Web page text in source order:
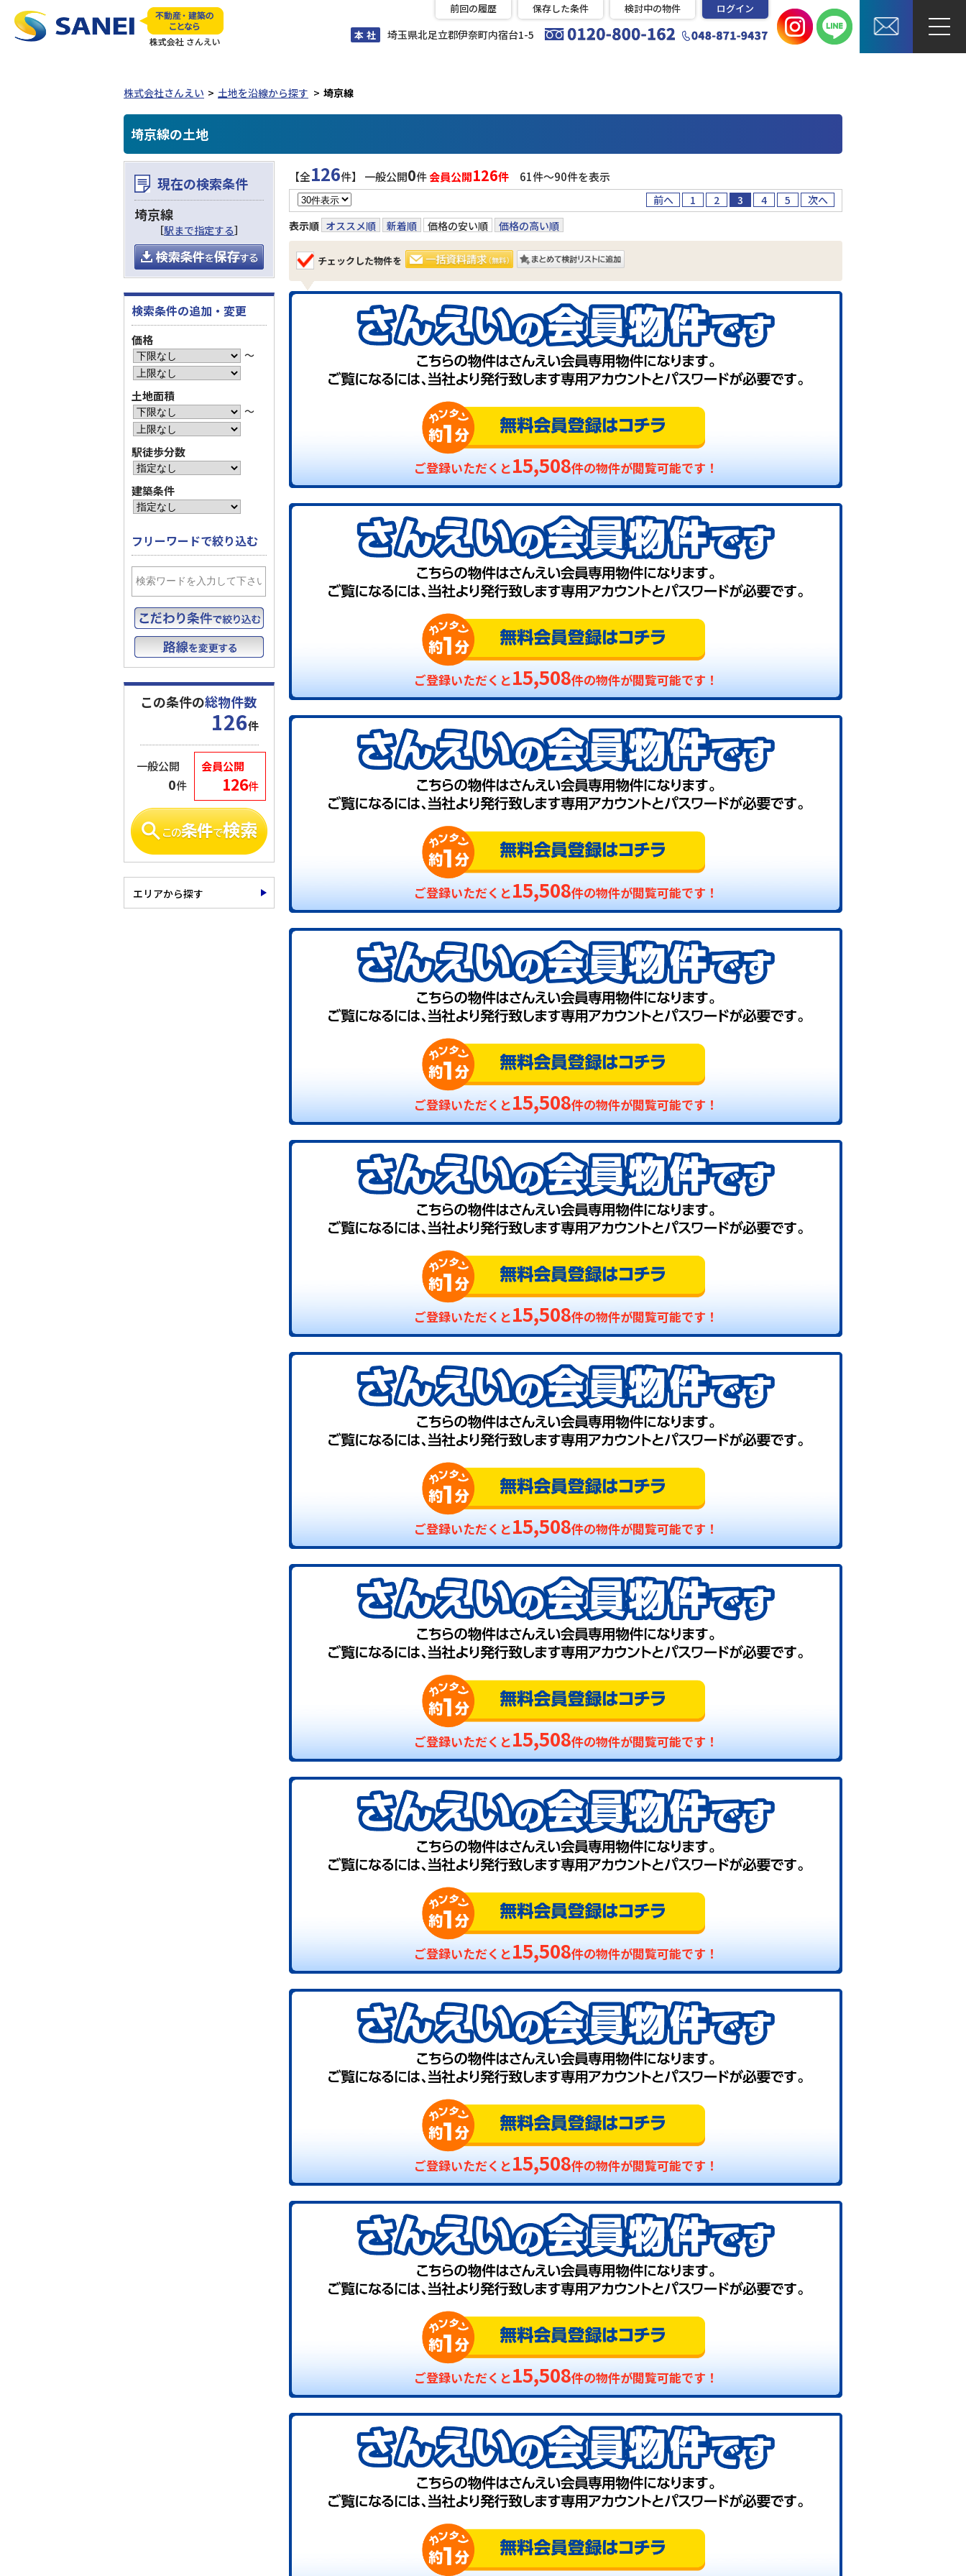
本 社 埼玉県北足立郡伊奈町内宿台1-5
前回の履歴 保存した条件 検討中の物件 ログイン
株式会社さんえい 土地を沿線から探す 埼京線
埼京線の土地
【全126件】 一般公開0件会員公開126件 61件〜90件を表示
前へ 1 2 3 4 5
次へ
表示順 オススメ順 新着順 価格の安い順 価格の高い順
チェックした物件を
ご登録いただくと15,508件の物件が閲覧可能です！
ご登録いただくと15,508件の物件が閲覧可能です！
ご登録いただくと15,508件の物件が閲覧可能です！
ご登録いただくと15,508件の物件が閲覧可能です！
ご登録いただくと15,508件の物件が閲覧可能です！
ご登録いただくと15,508件の物件が閲覧可能です！
ご登録いただくと15,508件の物件が閲覧可能です！
ご登録いただくと15,508件の物件が閲覧可能です！
ご登録いただくと15,508件の物件が閲覧可能です！
ご登録いただくと15,508件の物件が閲覧可能です！
現在の検索条件
埼京線
［駅まで指定する］
検索条件の追加・変更
価格
〜
土地面積
〜
駅徒歩分数
建築条件
フリーワードで絞り込む
この条件の総物件数
126件
会員公開
126件
一般公開
0件
エリアから探す